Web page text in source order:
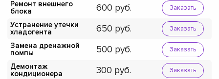
Ремонт внешнего
блока
600 Заказать
Устранение утечки
хладогента
650 Заказать
Замена дренажной
помпы
500 Заказать
Демонтаж
кондиционера
300 Заказать